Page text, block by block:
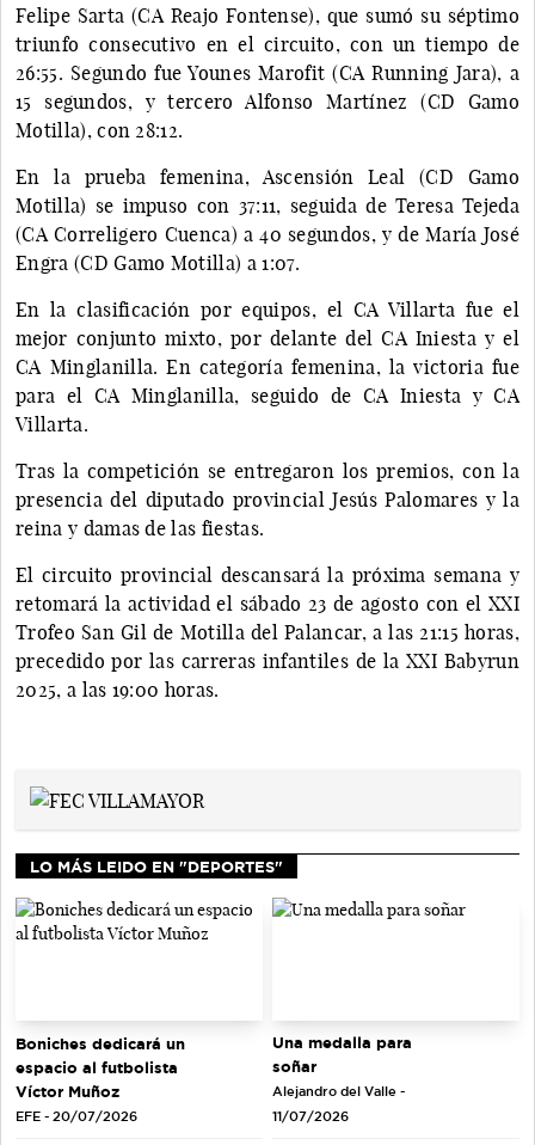
Felipe Sarta (CA Reajo Fontense), que sumó su séptimo
triunfo consecutivo en el circuito, con un tiempo de
26:55. Segundo fue Younes Marofit (CA Running Jara), a
15 segundos, y tercero Alfonso Martínez (CD Gamo
Motilla), con 28:12.
En la prueba femenina, Ascensión Leal (CD Gamo
Motilla) se impuso con 37:11, seguida de Teresa Tejeda
(CA Correligero Cuenca) a 40 segundos, y de María José
Engra (CD Gamo Motilla) a 1:07.
En la clasificación por equipos, el CA Villarta fue el
mejor conjunto mixto, por delante del CA Iniesta y el
CA Minglanilla. En categoría femenina, la victoria fue
para el CA Minglanilla, seguido de CA Iniesta y CA
Villarta.
Tras la competición se entregaron los premios, con la
presencia del diputado provincial Jesús Palomares y la
reina y damas de las fiestas.
El circuito provincial descansará la próxima semana y
retomará la actividad el sábado 23 de agosto con el XXI
Trofeo San Gil de Motilla del Palancar, a las 21:15 horas,
precedido por las carreras infantiles de la XXI Babyrun
2025, a las 19:00 horas.
LO MÁS LEIDO EN "DEPORTES"
Boniches dedicará un
espacio al futbolista
Víctor Muñoz
EFE - 20/07/2026
Una medalla para
soñar
Alejandro del Valle -
11/07/2026